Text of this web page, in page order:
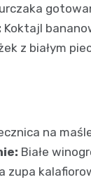
Koktajl
z białym
na
Białe
zupa